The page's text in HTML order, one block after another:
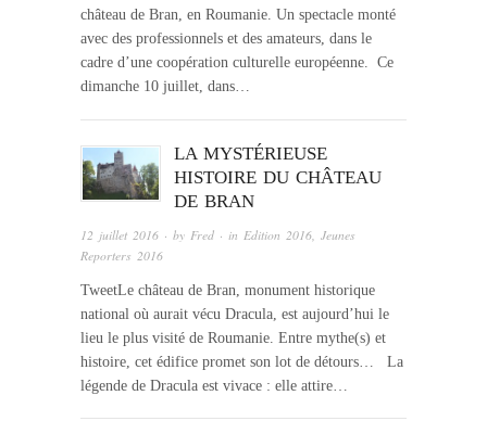
château de Bran, en Roumanie. Un spectacle monté
avec des professionnels et des amateurs, dans le
cadre d’une coopération culturelle européenne. Ce
dimanche 10 juillet, dans…
LA MYSTÉRIEUSE
HISTOIRE DU CHÂTEAU
DE BRAN
12 juillet 2016 · by Fred · in Edition 2016 Jeunes
Reporters 2016
TweetLe château de Bran, monument historique
national où aurait vécu Dracula, est aujourd’hui le
lieu le plus visité de Roumanie. Entre mythe(s) et
histoire, cet édifice promet son lot de détours… La
légende de Dracula est vivace : elle attire…